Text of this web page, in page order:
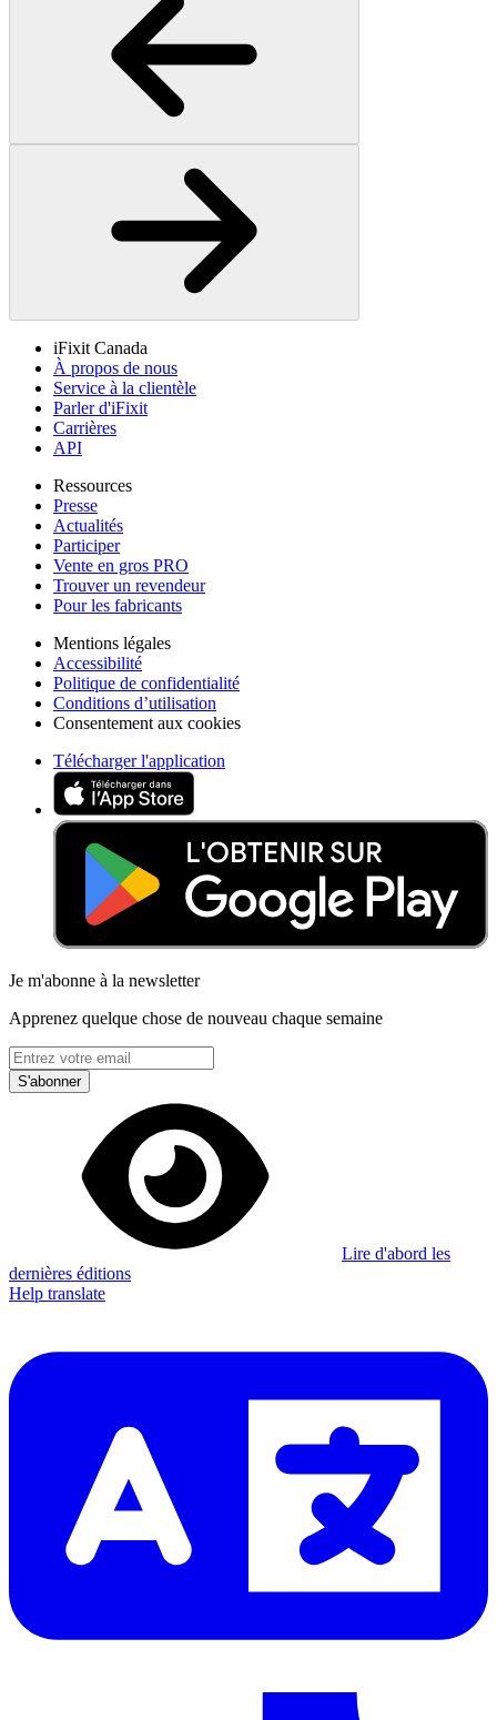
iFixit Canada
À propos de nous
Service à la clientèle
Parler d'iFixit
Carrières
API
Ressources
Presse
Actualités
Participer
Vente en gros PRO
Trouver un revendeur
Pour les fabricants
Mentions légales
Accessibilité
Politique de confidentialité
Conditions d’utilisation
Consentement aux cookies
Télécharger l'application
Je m'abonne à la newsletter
Apprenez quelque chose de nouveau chaque semaine
S'abonner
Lire d'abord les
dernières éditions
Help translate